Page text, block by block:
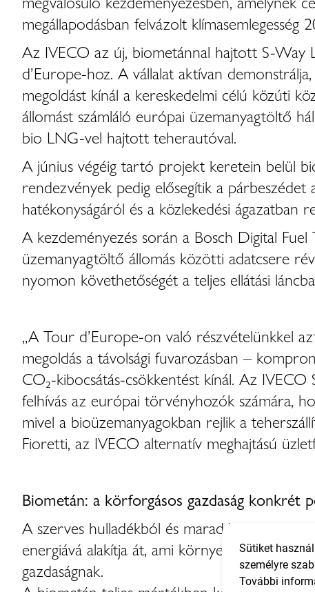
megállapodásban felvázolt
Az IVECO az új, biometánnal hajtott S-Way
d’Europe-hoz. A vállalat aktívan
megoldást kínál a kereskedelmi célú közúti
állomást számláló európai üzemanyagtöltő
bio LNG-vel hajtott teherautóval.
A június végéig tartó projekt keretein belül
rendezvények pedig elősegítik a
hatékonyságáról és a közlekedési ágazatban
A kezdeményezés során a Bosch Digital
üzemanyagtöltő állomás közötti adatcsere
nyomon követhetőségét a teljes ellátási
„A Tour d’Europe-on való részvételünkkel
megoldás a távolsági fuvarozásban –
CO₂-kibocsátás-csökkentést kínál. Az
felhívás az európai törvényhozók számára,
mivel a bioüzemanyagokban rejlik a
Fioretti, az IVECO alternatív meghajtású
Biometán: a körforgásos gazdaság konkrét
A szerves hulladékból és maradékokból
energiává alakítja át, ami környezeti,
gazdaságnak.
Sütiket
személyre
További